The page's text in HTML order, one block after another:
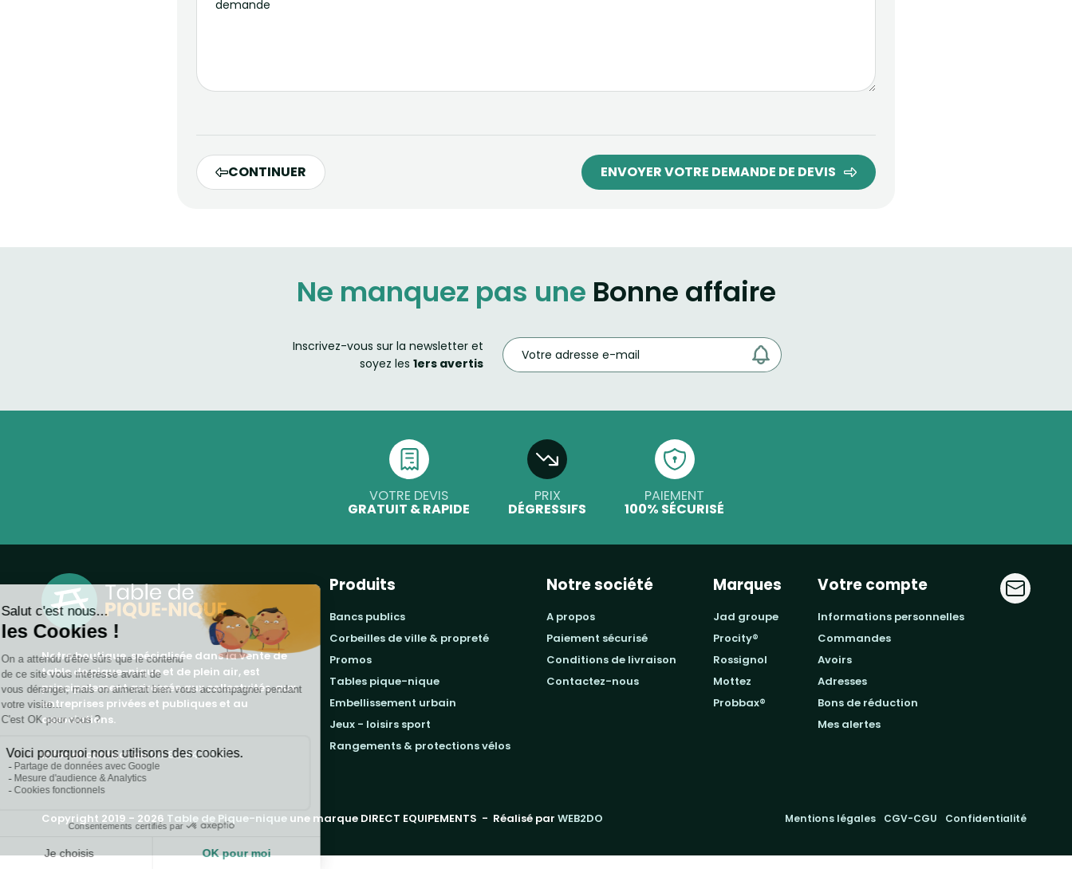
CONTINUER ENVOYER VOTRE DEMANDE DE DEVIS
Ne manquez pas une Bonne affaire
Inscrivez-vous sur la newsletter et
soyez les 1ers avertis
VOTRE DEVIS
GRATUIT & RAPIDE
PRIX
DÉGRESSIFS
PAIEMENT
100% SÉCURISÉ
Notre boutique, spécialisée dans la vente de
table de pique-nique et de plein air, est
principalement adressée aux collectvités, aux
entreprises privées et publiques et au
associations.
Infos et contact au04 86 84 05 81
Produits
bancs publics
corbeilles de ville & propreté
promos
tables pique-nique
embellissement urbain
jeux - loisirs sport
rangements & protections vélos
Notre société
a propos
paiement sécurisé
conditions de livraison
contactez-nous
Marques
jad groupe
procity®
rossignol
mottez
probbax®
Votre compte
informations personnelles
commandes
avoirs
adresses
bons de réduction
mes alertes
Copyright 2019 - 2026 Table de Pique-nique une marque DIRECT EQUIPEMENTS - Réalisé par WEB2DO Mentions légales CGV-CGU Confidentialité